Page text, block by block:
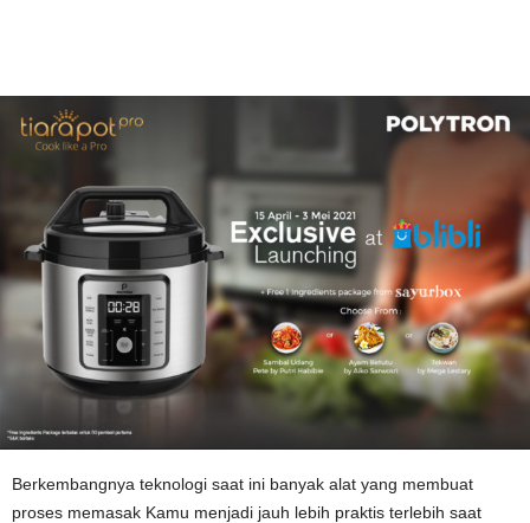
Berkembangnya teknologi saat ini banyak alat yang membuat
proses memasak Kamu menjadi jauh lebih praktis terlebih saat